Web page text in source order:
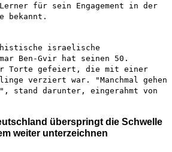
für sein Engagement in der
bekannt.
israelische
Ben-Gvir hat seinen 50.
Torte gefeiert, die mit einer
verziert war. "Manchmal gehen
stand darunter, eingerahmt von
überspringt die Schwelle
weiter unterzeichnen